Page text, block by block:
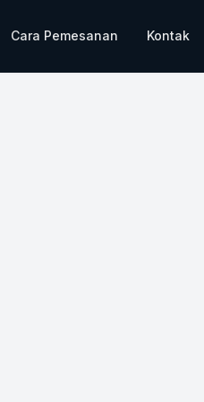
Cara Pemesanan Kontak